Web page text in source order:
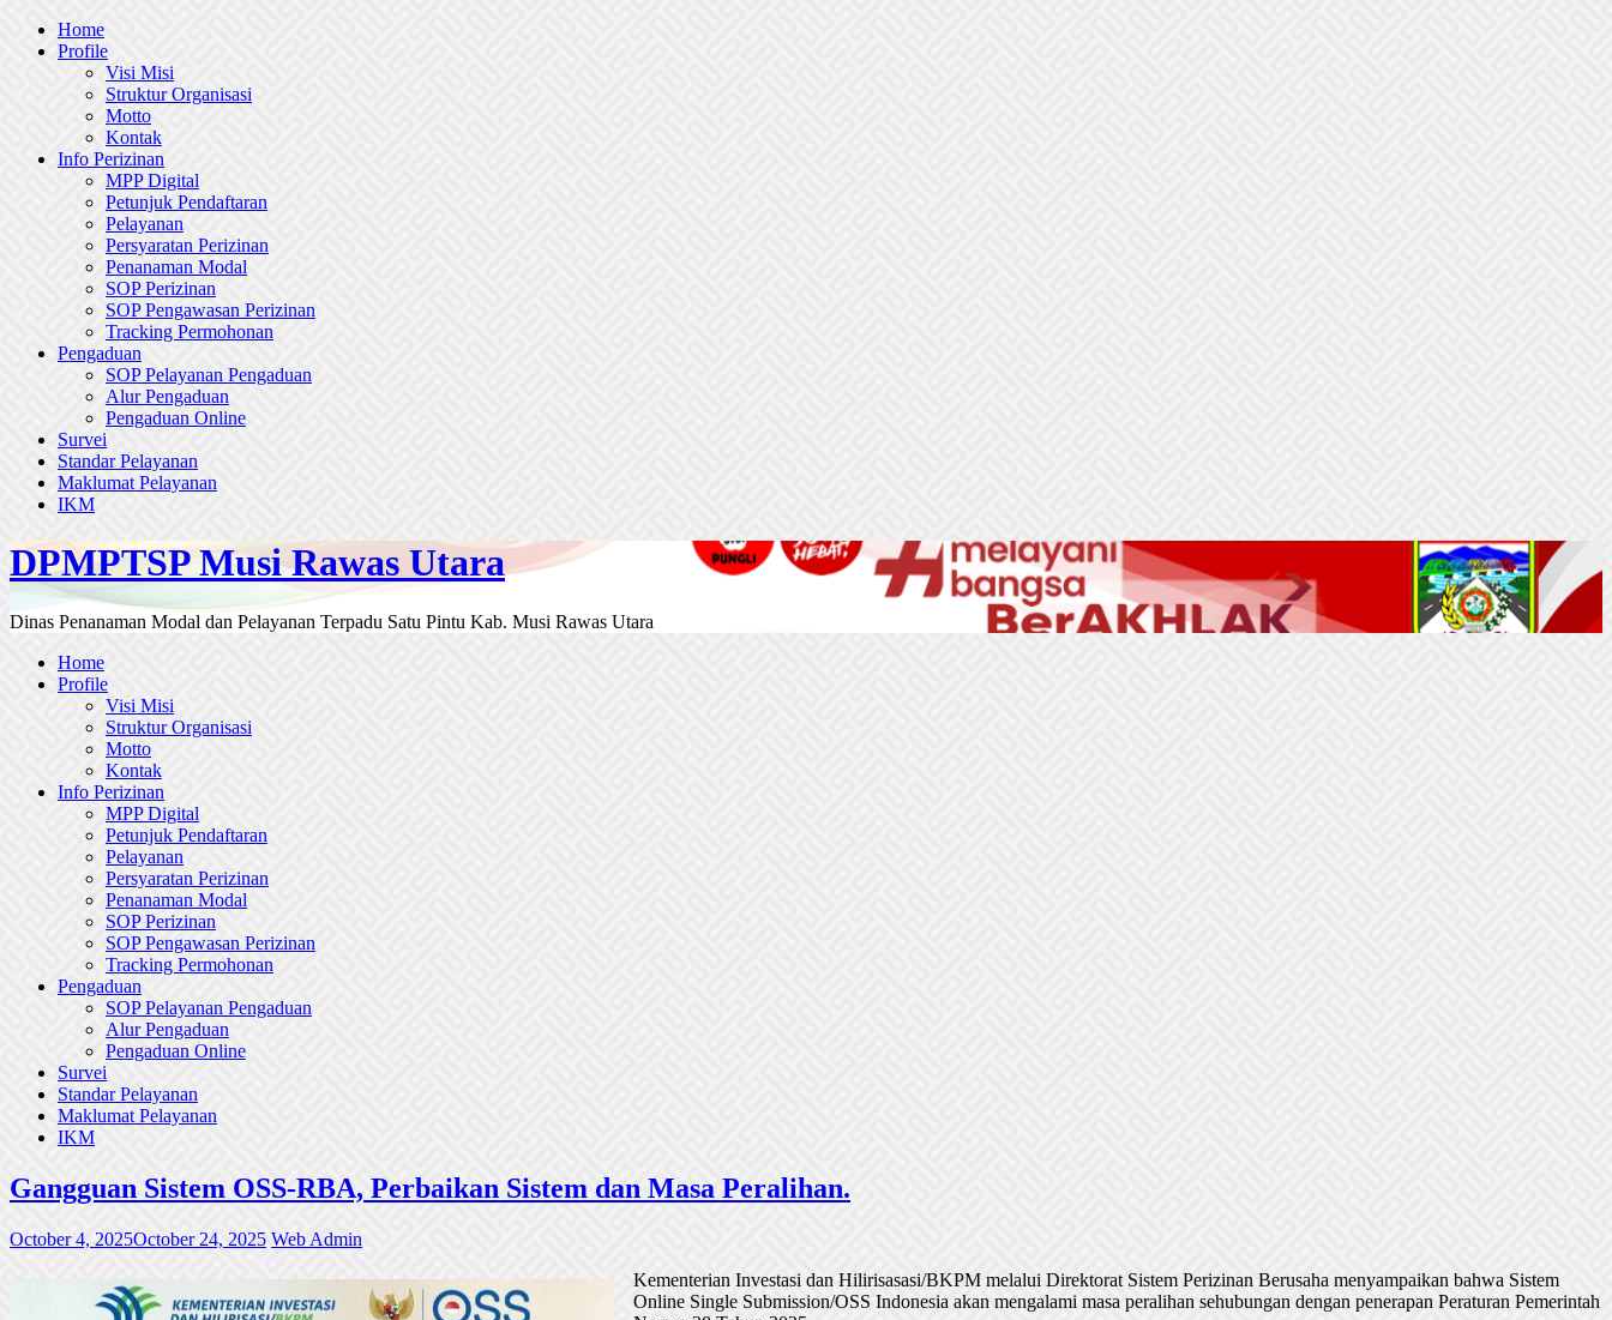
Skip
Home
Profile
Visi Misi
Struktur Organisasi
Motto
Kontak
Info Perizinan
MPP Digital
Petunjuk Pendaftaran
Pelayanan
Persyaratan Perizinan
Penanaman Modal
SOP Perizinan
SOP Pengawasan Perizinan
Tracking Permohonan
Pengaduan
SOP Pelayanan Pengaduan
Alur Pengaduan
Pengaduan Online
Survei
Standar Pelayanan
Maklumat Pelayanan
IKM
DPMPTSP Musi Rawas Utara
Dinas Penanaman Modal dan Pelayanan Terpadu Satu Pintu Kab. Musi Rawas Utara
Home
Profile
Visi Misi
Struktur Organisasi
Motto
Kontak
Info Perizinan
MPP Digital
Petunjuk Pendaftaran
Pelayanan
Persyaratan Perizinan
Penanaman Modal
SOP Perizinan
SOP Pengawasan Perizinan
Tracking Permohonan
Pengaduan
SOP Pelayanan Pengaduan
Alur Pengaduan
Pengaduan Online
Survei
Standar Pelayanan
Maklumat Pelayanan
IKM
Gangguan Sistem OSS-RBA, Perbaikan Sistem dan Masa Peralihan.
October 4, 2025October 24, 2025 Web Admin
Kementerian Investasi dan Hilirisasasi/BKPM melalui Direktorat Sistem Perizinan Berusaha menyampaikan bahwa Sistem
Online Single Submission/OSS Indonesia akan mengalami masa peralihan sehubungan dengan penerapan Peraturan Pemerintah